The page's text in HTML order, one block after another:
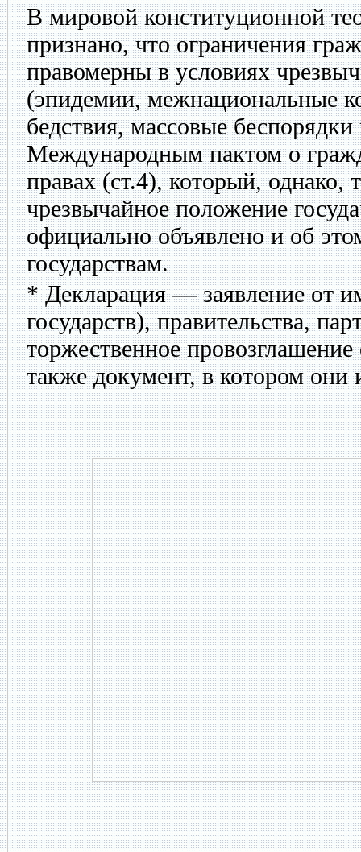
В мировой конституционной
признано, что ограничения
правомерны в условиях
(эпидемии, межнациональные
бедствия, массовые
Международным пактом о
правах (ст.4), который, однако,
чрезвычайное положение
официально объявлено и об
государствам.
* Декларация — заявление от
государств), правительства,
торжественное
также документ, в котором они